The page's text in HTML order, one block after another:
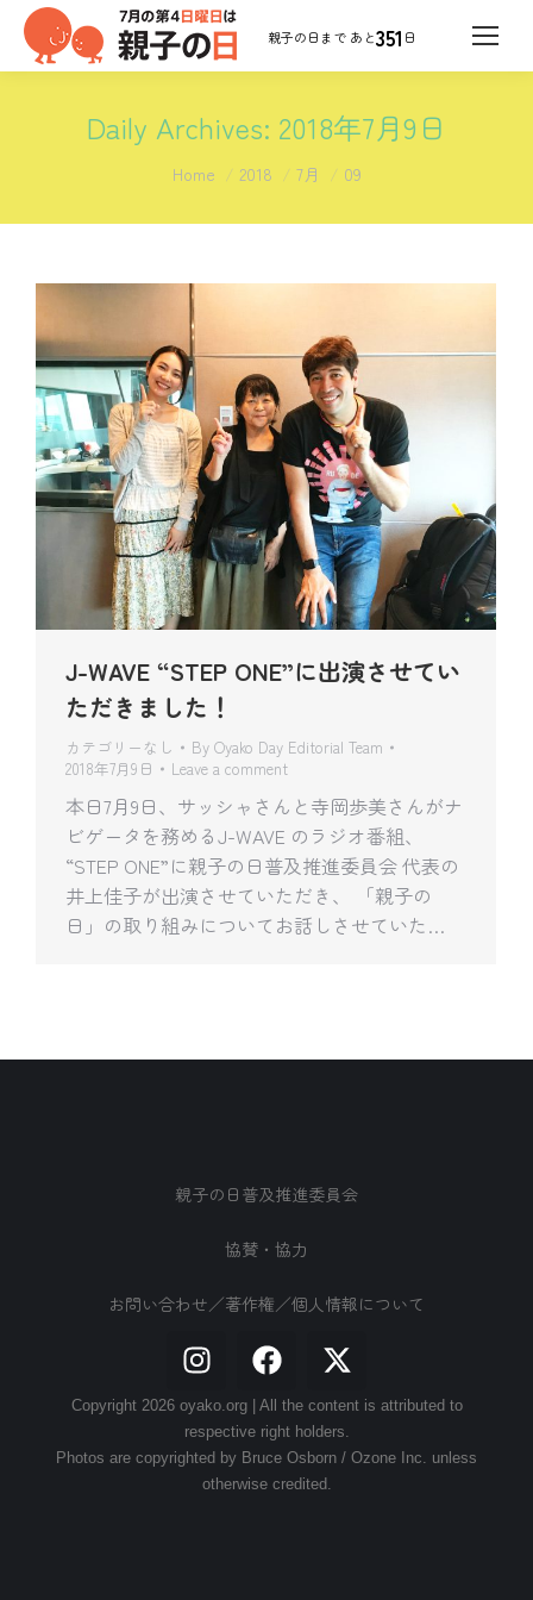
351 日
Daily Archives: 2018年7月9日
You are here:
Home 2018 7月 09
J-WAVE “STEP ONE”に出演させてい
ただきました！
カテゴリーなし By Oyako Day Editorial Team
2018年7月9日
Leave a comment
本日7月9日、サッシャさんと寺岡歩美さんがナ
ビゲータを務めるJ-WAVE のラジオ番組、
“STEP ONE”に親子の日普及推進委員会 代表の
井上佳子が出演させていただき、 「親子の
日」の取り組みについてお話しさせていた…
親子の日普及推進委員会
協賛・協力
お問い合わせ／著作権／個人情報について
Copyright 2026 oyako.org | All the content is attributed to
respective right holders.
Photos are copyrighted by Bruce Osborn / Ozone Inc. unless
otherwise credited.